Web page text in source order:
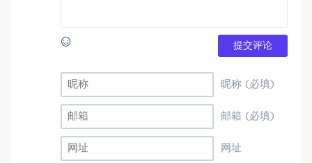
提交评论
昵称 (必填)
邮箱 (必填)
网址